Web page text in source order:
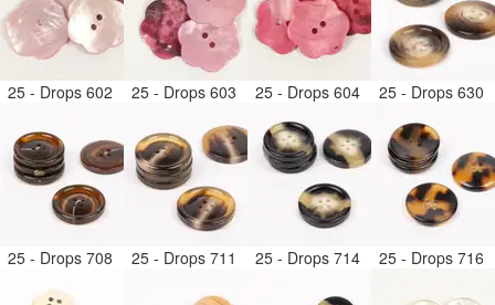
25 - Drops 602 25 - Drops 603 25 - Drops 604 25 - Drops 630
25 - Drops 708 25 - Drops 711 25 - Drops 714 25 - Drops 716